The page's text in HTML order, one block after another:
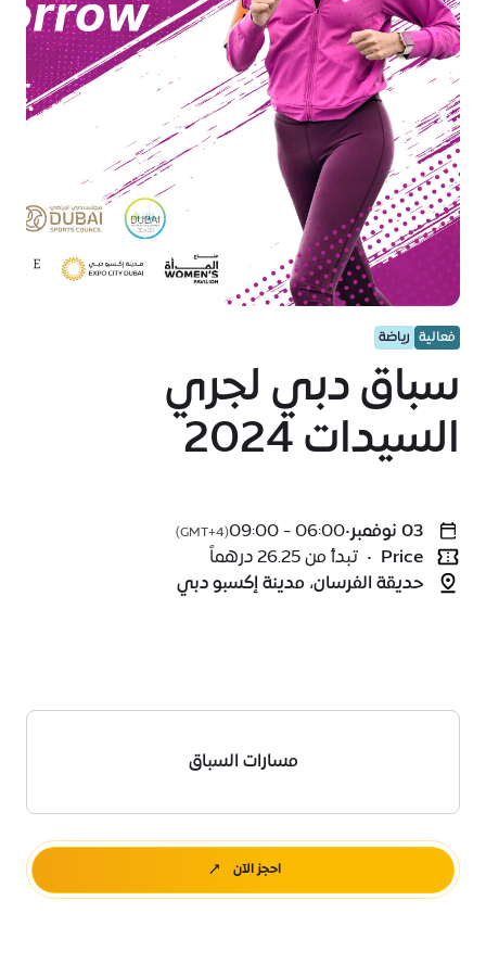
فعالية رياضة
سباق دبي لجري
السيدات 2024
03 نوفمبر •
06:00 - 09:00
(GMT+4)
Price
• تبدأ من 26.25 درهماً
حديقة الفرسان، مدينة إكسبو دبي
مسارات السباق
احجز الآن